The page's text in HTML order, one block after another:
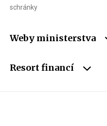
schránky
Weby ministerstva
Resort financí